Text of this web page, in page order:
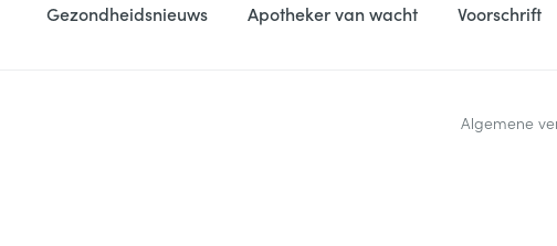
Gezondheidsnieuws Apotheker van wacht Voorschrift
Algemene